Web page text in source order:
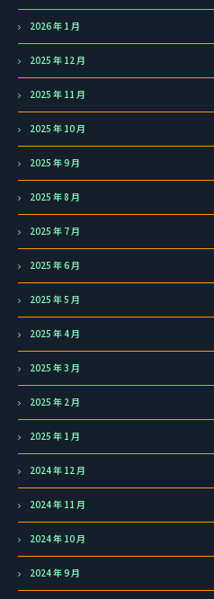
2026 年 1 月
2025 年 12 月
2025 年 11 月
2025 年 10 月
2025 年 9 月
2025 年 8 月
2025 年 7 月
2025 年 6 月
2025 年 5 月
2025 年 4 月
2025 年 3 月
2025 年 2 月
2025 年 1 月
2024 年 12 月
2024 年 11 月
2024 年 10 月
2024 年 9 月